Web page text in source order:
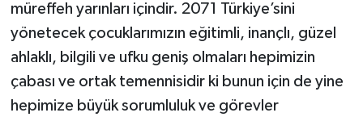
müreffeh yarınları içindir. 2071 Türkiye’sini
yönetecek çocuklarımızın eğitimli, inançlı, güzel
ahlaklı, bilgili ve ufku geniş olmaları hepimizin
çabası ve ortak temennisidir ki bunun için de yine
hepimize büyük sorumluluk ve görevler